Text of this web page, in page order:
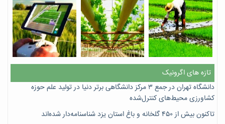
تازه های اگرونیک
دانشگاه تهران در جمع ۳ مرکز دانشگاهی برتر دنیا در تولید علم حوزه
کشاورزی محیط‌های کنترل‌شده
تاکنون بیش از ۴۵۰ گلخانه و باغ استان یزد شناسنامه‌دار شده‌اند